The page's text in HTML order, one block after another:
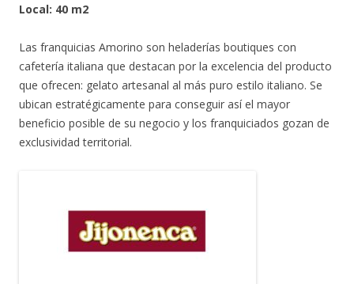
Local: 40 m2
Las franquicias Amorino son heladerías boutiques con
cafetería italiana que destacan por la excelencia del producto
que ofrecen: gelato artesanal al más puro estilo italiano. Se
ubican estratégicamente para conseguir así el mayor
beneficio posible de su negocio y los franquiciados gozan de
exclusividad territorial.